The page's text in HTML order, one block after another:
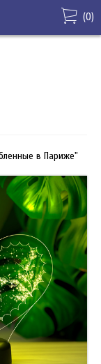
(0)
в Париже"